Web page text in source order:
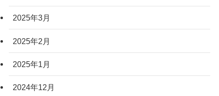
2025年3月
2025年2月
2025年1月
2024年12月